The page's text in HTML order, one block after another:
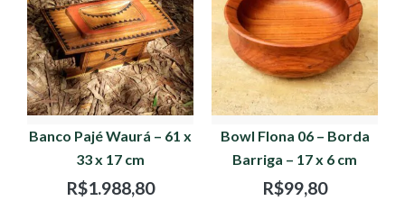
Banco Pajé Waurá – 61 x
33 x 17 cm
R$1.988,80
Bowl Flona 06 – Borda
Barriga – 17 x 6 cm
R$99,80